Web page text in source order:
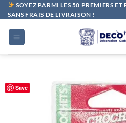
Passer
au
contenu
SOYEZ PARMI LES 50 PREMIERS
SANS FRAIS DE LIVRAISON !
Save